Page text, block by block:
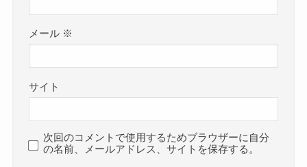
メール ※
サイト
次回のコメントで使用するためブラウザーに自分
の名前、メールアドレス、サイトを保存する。